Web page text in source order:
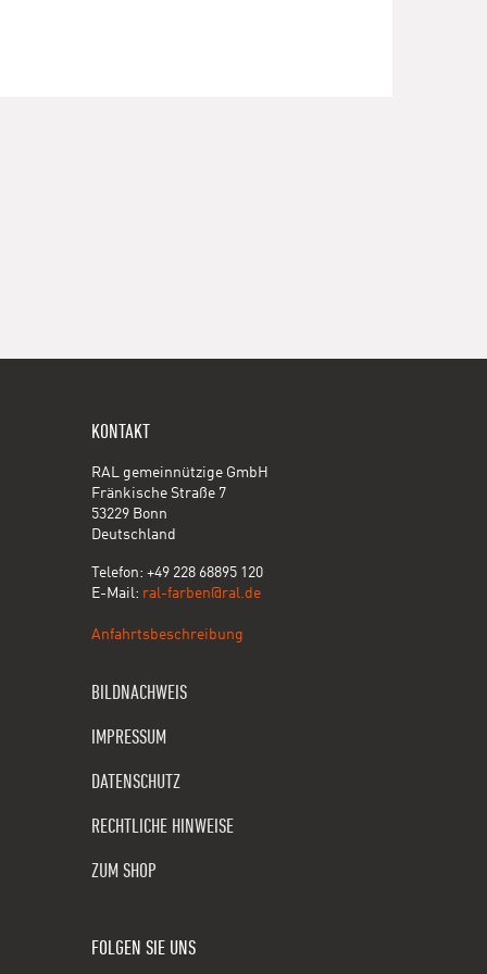
KONTAKT
RAL gemeinnützige GmbH
Fränkische Straße 7
53229 Bonn
Deutschland
Telefon: +49 228 68895 120
E-Mail: ral-farben@ral.de
Anfahrtsbeschreibung
BILDNACHWEIS
IMPRESSUM
DATENSCHUTZ
RECHTLICHE HINWEISE
ZUM SHOP
FOLGEN SIE UNS